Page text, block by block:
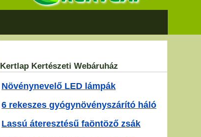
Kertlap Kertészeti Webáruház
Növénynevelő LED lámpák
6 rekeszes gyógynövényszárító háló
Lassú áteresztésű faöntöző zsák